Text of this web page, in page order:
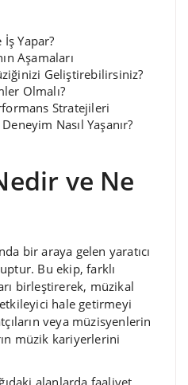
Yapar?
Aşamaları
Geliştirebilirsiniz?
Olmalı?
Stratejileri
Nasıl Yaşanır?
ve Ne
bir araya gelen yaratıcı
Bu ekip, farklı
birleştirerek, müzikal
hale getirmeyi
veya müzisyenlerin
müzik kariyerlerini